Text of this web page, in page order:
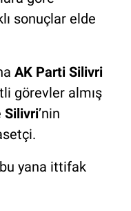
sonuçlar elde
AK Parti Silivri
görevler almış
Silivri’nin
bu yana ittifak